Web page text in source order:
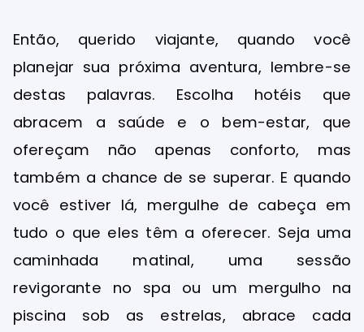
Então, querido viajante, quando você
planejar sua próxima aventura, lembre-se
destas palavras. Escolha hotéis que
abracem a saúde e o bem-estar, que
ofereçam não apenas conforto, mas
também a chance de se superar. E quando
você estiver lá, mergulhe de cabeça em
tudo o que eles têm a oferecer. Seja uma
caminhada matinal, uma sessão
revigorante no spa ou um mergulho na
piscina sob as estrelas, abrace cada